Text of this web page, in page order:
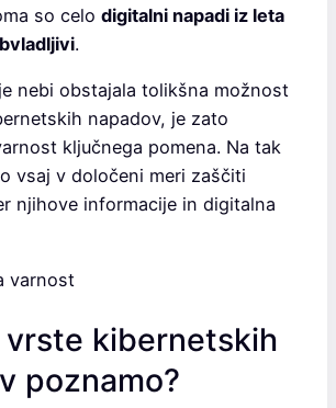
so celo digitalni napadi iz leta
.
nebi obstajala tolikšna možnost
napadov, je zato
ključnega pomena. Na tak
vsaj v določeni meri zaščiti
njihove informacije in digitalna
vrste kibernetskih
poznamo?